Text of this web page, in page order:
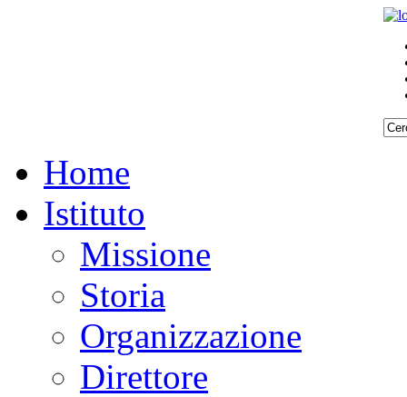
Home
Istituto
Missione
Storia
Organizzazione
Direttore